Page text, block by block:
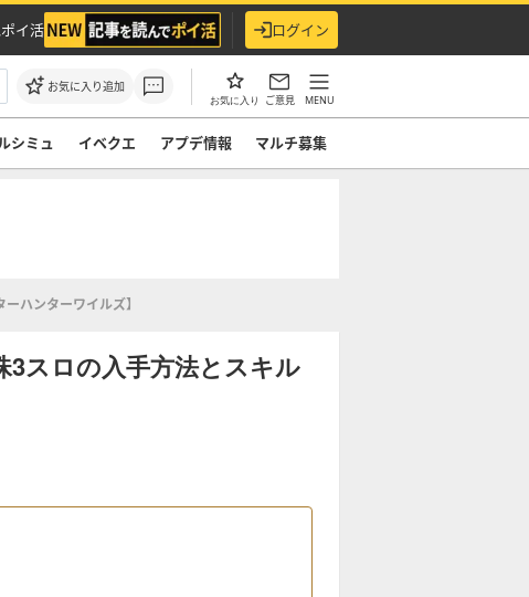
ポイ活 ログイン
お気に入り追加
お気に入り ご意見 MENU
シミュ イベクエ アプデ情報 マルチ募集
ハンターワイルズ】
3スロの入手方法とスキル